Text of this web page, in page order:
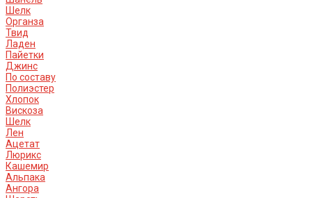
Шелк
Органза
Твид
Ладен
Пайетки
Джинс
По составу
Полиэстер
Хлопок
Вискоза
Шелк
Лен
Ацетат
Люрикс
Кашемир
Альпака
Ангора